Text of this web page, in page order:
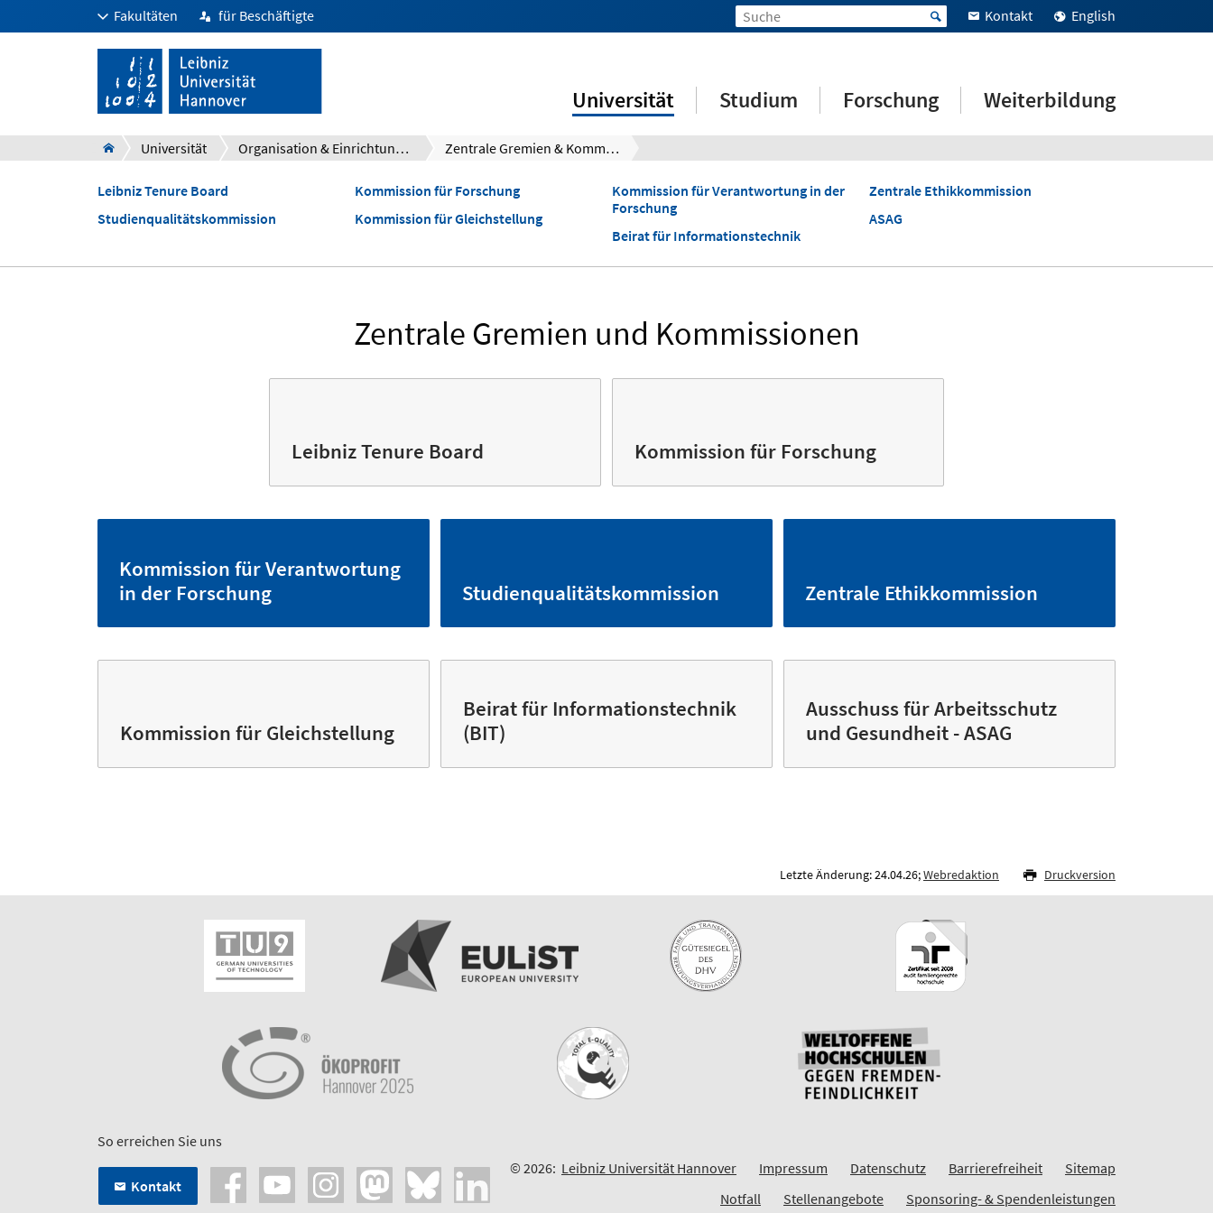
Fakultäten für Beschäftigte Kontakt English
Universität Studium Forschung Weiterbildung
Universität Organisation & Einrichtungen Zentrale Gremien & Kommissionen
Leibniz Tenure Board
Studienqualitätskommission
Kommission für Forschung
Kommission für Gleichstellung
Kommission für Verantwortung in der
Forschung
Beirat für Informationstechnik
Zentrale Ethikkommission
ASAG
Zentrale Gremien und Kommissionen
Leibniz Tenure Board Kommission für Forschung
Kommission für Verantwortung
in der Forschung
Studienqualitäts­kommission Zentrale Ethik­kommission
Kommission für Gleichstellung
Beirat für Informationstechnik
(BIT)
Ausschuss für Arbeitsschutz
und Gesundheit - ASAG
Letzte Änderung: 24.04.26;Webredaktion Druckversion
So erreichen Sie uns
Kontakt
© 2026: Leibniz Universität Hannover Impressum Datenschutz Barrierefreiheit
Sitemap
Notfall
Stellenangebote Sponsoring- & Spendenleistungen